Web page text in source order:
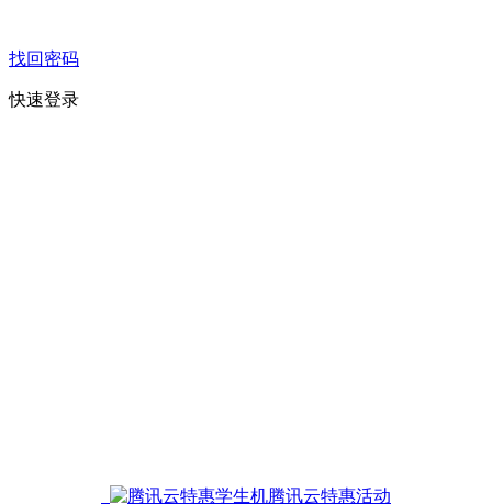
找回密码
快速登录
腾讯云特惠活动